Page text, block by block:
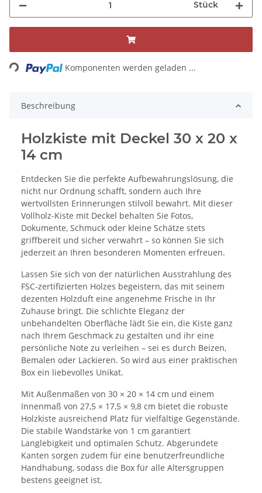
Stück
Loading... Komponenten werden geladen ...
Beschreibung
Holzkiste mit Deckel 30 x 20 x
14 cm
Entdecken Sie die perfekte Aufbewahrungslösung, die
nicht nur Ordnung schafft, sondern auch Ihre
wertvollsten Erinnerungen stilvoll bewahrt. Mit dieser
Vollholz-Kiste mit Deckel behalten Sie Fotos,
Dokumente, Schmuck oder kleine Schätze stets
griffbereit und sicher verwahrt – so können Sie sich
jederzeit an Ihren besonderen Momenten erfreuen.
Lassen Sie sich von der natürlichen Ausstrahlung des
FSC-zertifizierten Holzes begeistern, das mit seinem
dezenten Holzduft eine angenehme Frische in Ihr
Zuhause bringt. Die schlichte Eleganz der
unbehandelten Oberfläche lädt Sie ein, die Kiste ganz
nach Ihrem Geschmack zu gestalten und ihr eine
persönliche Note zu verleihen – sei es durch Beizen,
Bemalen oder Lackieren. So wird aus einer praktischen
Box ein liebevolles Unikat.
Mit Außenmaßen von 30 × 20 × 14 cm und einem
Innenmaß von 27,5 × 17,5 × 9,8 cm bietet die robuste
Holzkiste ausreichend Platz für vielfältige Gegenstände.
Die stabile Wandstärke von 1 cm garantiert
Langlebigkeit und optimalen Schutz. Abgerundete
Kanten sorgen zudem für eine benutzerfreundliche
Handhabung, sodass die Box für alle Altersgruppen
bestens geeignet ist.